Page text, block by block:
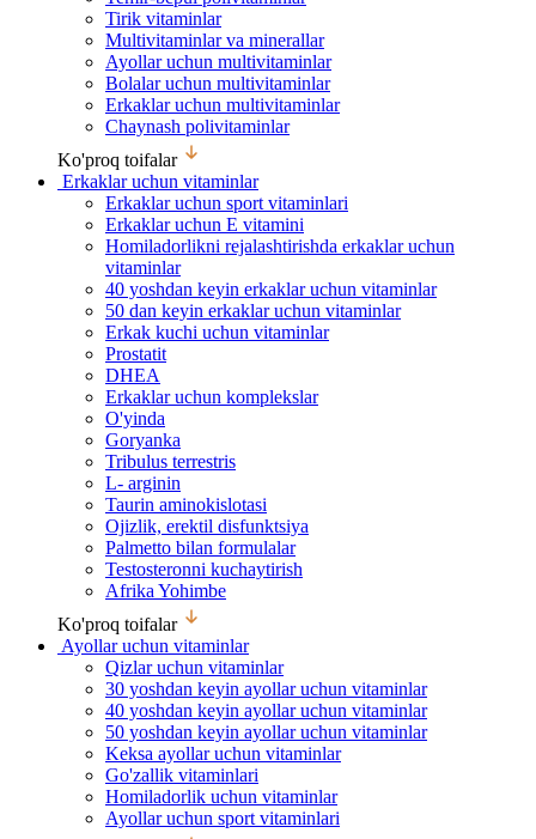
Tirik vitaminlar
Multivitaminlar va minerallar
Ayollar uchun multivitaminlar
Bolalar uchun multivitaminlar
Erkaklar uchun multivitaminlar
Chaynash polivitaminlar
Ko'proq toifalar
Erkaklar uchun vitaminlar
Erkaklar uchun sport vitaminlari
Erkaklar uchun E vitamini
Homiladorlikni rejalashtirishda erkaklar uchun
vitaminlar
40 yoshdan keyin erkaklar uchun vitaminlar
50 dan keyin erkaklar uchun vitaminlar
Erkak kuchi uchun vitaminlar
Prostatit
DHEA
Erkaklar uchun komplekslar
O'yinda
Goryanka
Tribulus terrestris
L- arginin
Taurin aminokislotasi
Ojizlik, erektil disfunktsiya
Palmetto bilan formulalar
Testosteronni kuchaytirish
Afrika Yohimbe
Ko'proq toifalar
Ayollar uchun vitaminlar
Qizlar uchun vitaminlar
30 yoshdan keyin ayollar uchun vitaminlar
40 yoshdan keyin ayollar uchun vitaminlar
50 yoshdan keyin ayollar uchun vitaminlar
Keksa ayollar uchun vitaminlar
Go'zallik vitaminlari
Homiladorlik uchun vitaminlar
Ayollar uchun sport vitaminlari